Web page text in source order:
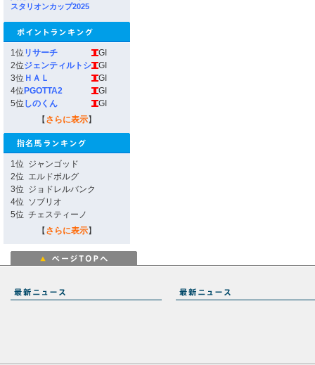
スタリオンカップ2025
1位 リサーチ
GI
2位ジェンティルトシ
GI
3位 ＨＡＬ
GI
4位 PGOTTA2
GI
5位 しのくん
GI
【 さらに表示】
1位 ジャンゴッド
2位 エルドボルグ
3位 ジョドレルバンク
4位 ソブリオ
5位 チェスティーノ
【 さらに表示】